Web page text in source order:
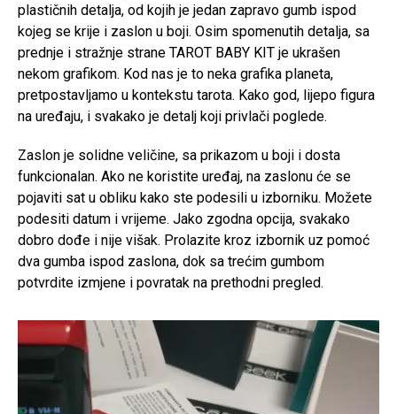
plastičnih detalja, od kojih je jedan zapravo gumb ispod
kojeg se krije i zaslon u boji. Osim spomenutih detalja, sa
prednje i stražnje strane TAROT BABY KIT je ukrašen
nekom grafikom. Kod nas je to neka grafika planeta,
pretpostavljamo u kontekstu tarota. Kako god, lijepo figura
na uređaju, i svakako je detalj koji privlači poglede.
Zaslon je solidne veličine, sa prikazom u boji i dosta
funkcionalan. Ako ne koristite uređaj, na zaslonu će se
pojaviti sat u obliku kako ste podesili u izborniku. Možete
podesiti datum i vrijeme. Jako zgodna opcija, svakako
dobro dođe i nije višak. Prolazite kroz izbornik uz pomoć
dva gumba ispod zaslona, dok sa trećim gumbom
potvrdite izmjene i povratak na prethodni pregled.